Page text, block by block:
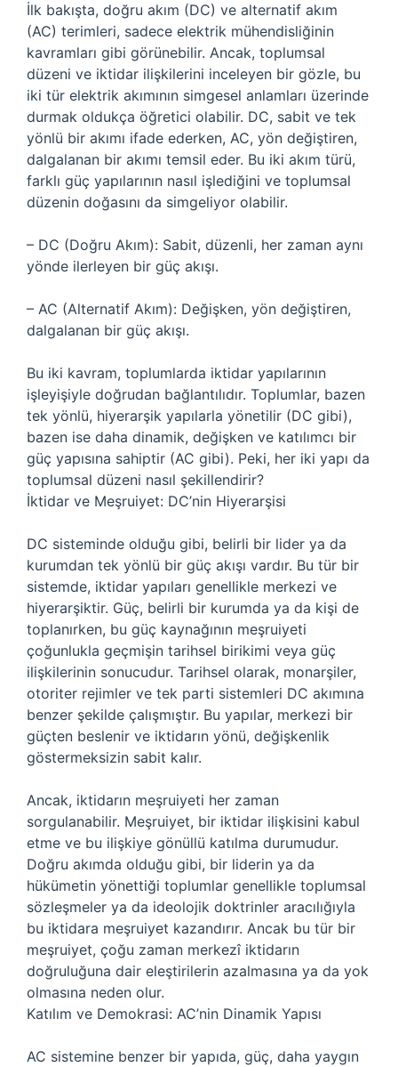
İlk bakışta, doğru akım (DC) ve alternatif akım
(AC) terimleri, sadece elektrik mühendisliğinin
kavramları gibi görünebilir. Ancak, toplumsal
düzeni ve iktidar ilişkilerini inceleyen bir gözle, bu
iki tür elektrik akımının simgesel anlamları üzerinde
durmak oldukça öğretici olabilir. DC, sabit ve tek
yönlü bir akımı ifade ederken, AC, yön değiştiren,
dalgalanan bir akımı temsil eder. Bu iki akım türü,
farklı güç yapılarının nasıl işlediğini ve toplumsal
düzenin doğasını da simgeliyor olabilir.
– DC (Doğru Akım): Sabit, düzenli, her zaman aynı
yönde ilerleyen bir güç akışı.
– AC (Alternatif Akım): Değişken, yön değiştiren,
dalgalanan bir güç akışı.
Bu iki kavram, toplumlarda iktidar yapılarının
işleyişiyle doğrudan bağlantılıdır. Toplumlar, bazen
tek yönlü, hiyerarşik yapılarla yönetilir (DC gibi),
bazen ise daha dinamik, değişken ve katılımcı bir
güç yapısına sahiptir (AC gibi). Peki, her iki yapı da
toplumsal düzeni nasıl şekillendirir?
İktidar ve Meşruiyet: DC’nin Hiyerarşisi
DC sisteminde olduğu gibi, belirli bir lider ya da
kurumdan tek yönlü bir güç akışı vardır. Bu tür bir
sistemde, iktidar yapıları genellikle merkezi ve
hiyerarşiktir. Güç, belirli bir kurumda ya da kişi de
toplanırken, bu güç kaynağının meşruiyeti
çoğunlukla geçmişin tarihsel birikimi veya güç
ilişkilerinin sonucudur. Tarihsel olarak, monarşiler,
otoriter rejimler ve tek parti sistemleri DC akımına
benzer şekilde çalışmıştır. Bu yapılar, merkezi bir
güçten beslenir ve iktidarın yönü, değişkenlik
göstermeksizin sabit kalır.
Ancak, iktidarın meşruiyeti her zaman
sorgulanabilir. Meşruiyet, bir iktidar ilişkisini kabul
etme ve bu ilişkiye gönüllü katılma durumudur.
Doğru akımda olduğu gibi, bir liderin ya da
hükümetin yönettiği toplumlar genellikle toplumsal
sözleşmeler ya da ideolojik doktrinler aracılığıyla
bu iktidara meşruiyet kazandırır. Ancak bu tür bir
meşruiyet, çoğu zaman merkezî iktidarın
doğruluğuna dair eleştirilerin azalmasına ya da yok
olmasına neden olur.
Katılım ve Demokrasi: AC’nin Dinamik Yapısı
AC sistemine benzer bir yapıda, güç, daha yaygın